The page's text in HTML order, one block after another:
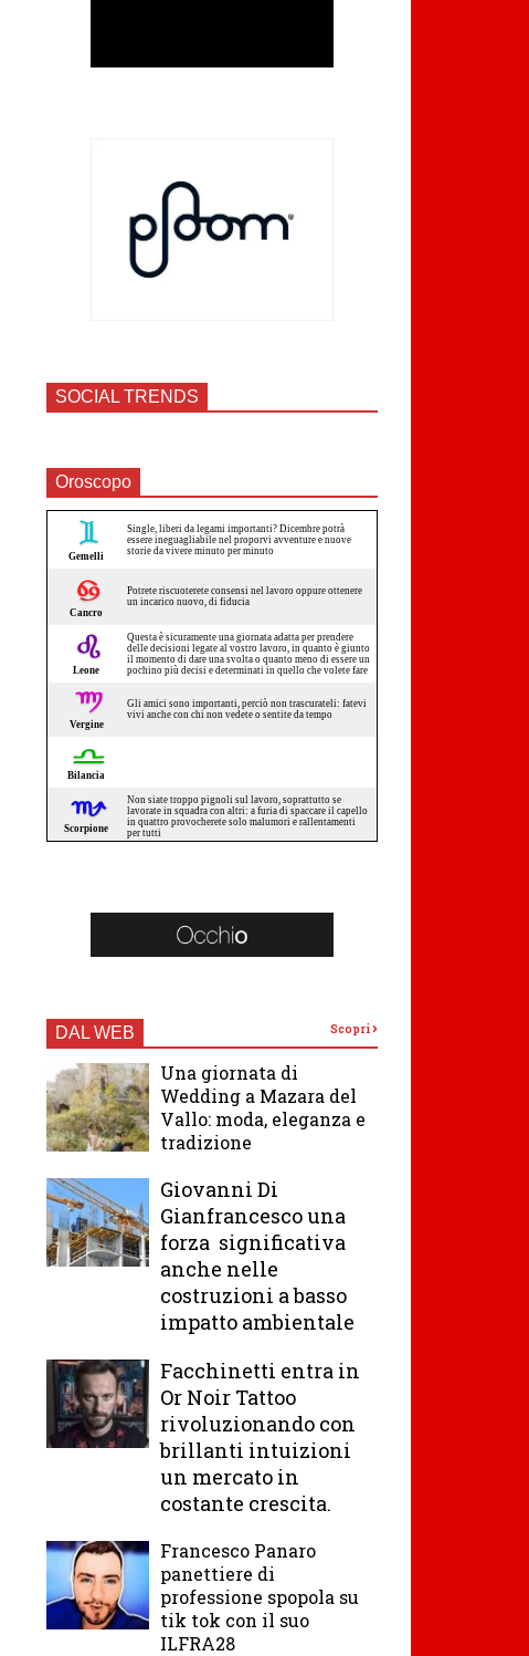
SOCIAL TRENDS
Oroscopo
DAL WEB Scopri
Una giornata di
Wedding a Mazara del
Vallo: moda, eleganza e
tradizione
Giovanni Di
Gianfrancesco una
forza significativa
anche nelle
costruzioni a basso
impatto ambientale
Facchinetti entra in
Or Noir Tattoo
rivoluzionando con
brillanti intuizioni
un mercato in
costante crescita.
Francesco Panaro
panettiere di
professione spopola su
tik tok con il suo
ILFRA28